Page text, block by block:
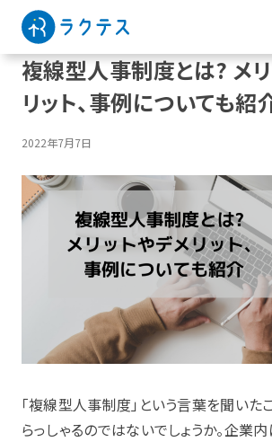
複線型人事制度とは? メ
リット、事例についても紹
2022年7月7日
「複線型人事制度」という言葉を聞いた
らっしゃるのではないでしょうか。企業